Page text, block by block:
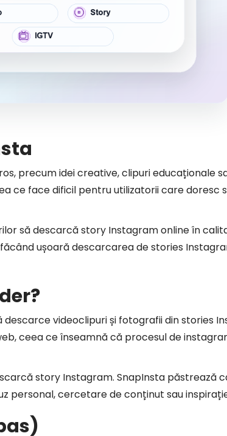
precum idei creative, clipuri educaționale
ce face dificil pentru utilizatorii care doresc
să descarcă story Instagram online în
ușoară descarcarea de stories
videoclipuri și fotografii din stories
ceea ce înseamnă că procesul de
story Instagram. SnapInsta păstrează
personal, cercetare de conținut sau